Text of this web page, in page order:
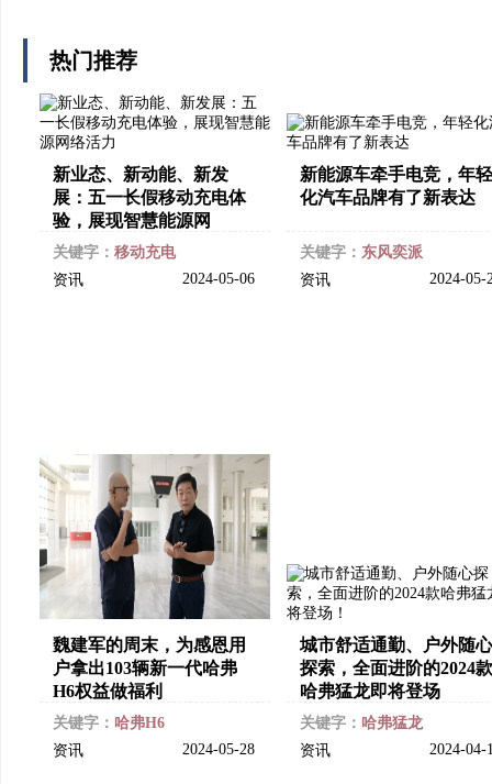
热门推荐
新业态、新动能、新发
展：五一长假移动充电体
验，展现智慧能源网
关键字： 移动充电
资讯
2024-05-06
新能源车牵手电竞，年轻
化汽车品牌有了新表达
关键字： 东风奕派
资讯
2024-
魏建军的周末，为感恩用
户拿出103辆新一代哈弗
H6权益做福利
关键字： 哈弗H6
资讯
2024-05-28
城市舒适通勤、户外随心
探索，全面进阶的2024款
哈弗猛龙即将登场
关键字： 哈弗猛龙
资讯
2024-